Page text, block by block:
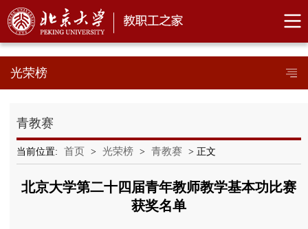
光荣榜
青教赛
当前位置: 首页 > 光荣榜 > 青教赛 > 正文
北京大学第二十四届青年教师教学基本功比赛
获奖名单